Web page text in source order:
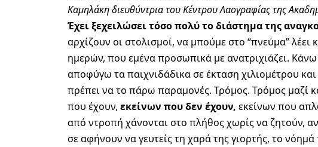
Καμηλάκη διευθύντρια του Κέντρου Λαογραφίας της
Έχει ξεχειλώσειτόσο πολύ το διάστημα της
αρχίζουν οι στολισμοί, να μπούμε στο “πνεύμα”
ημερών, που εμένα προσωπικά με ανατριχιάζει.
αποφύγω τα παιχνιδάδικα σε έκταση χιλιομέτρου
πρέπει να το πάρω παραμονές. Τρόμος. Τρόμος μαζί
που έχουν, εκείνων που δεν έχουν, εκείνων που
από ντροπή χάνονται στο πλήθος χωρίς να ζητούν,
σε αφήνουν να γευτείς τη χαρά της γιορτής, το νόημά